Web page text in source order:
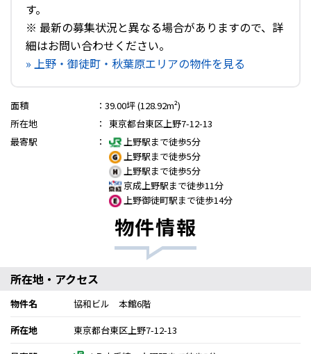
す。
※ 最新の募集状況と異なる場合がありますので、詳
細はお問い合わせください。
» 上野・御徒町・秋葉原エリアの物件を見る
面積 ： 39.00坪 (128.92m²)
所在地
：
東京都台東区上野7-12-13
最寄駅
：
上野駅まで徒歩5分
上野駅まで徒歩5分
上野駅まで徒歩5分
京成上野駅まで徒歩11分
上野御徒町駅まで徒歩14分
物件情報
所在地・アクセス
物件名
協和ビル 本館6階
所在地
東京都台東区上野7-12-13